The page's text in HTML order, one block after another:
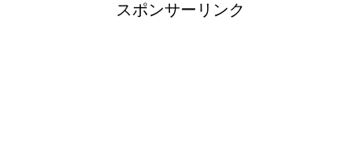
スポンサーリンク